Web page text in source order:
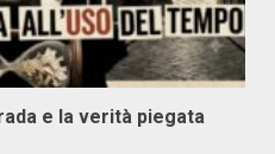
e la verità piegata